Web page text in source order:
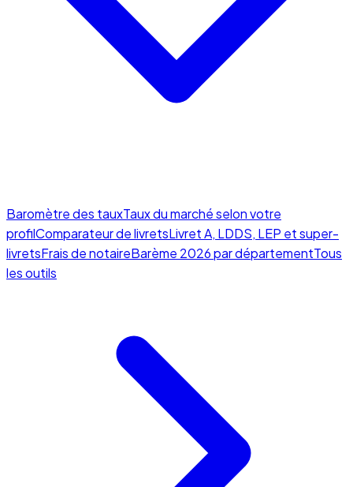
Baromètre des tauxTaux du marché selon votre
profilComparateur de livretsLivret A, LDDS, LEP et super-
livretsFrais de notaireBarème 2026 par départementTous
les outils